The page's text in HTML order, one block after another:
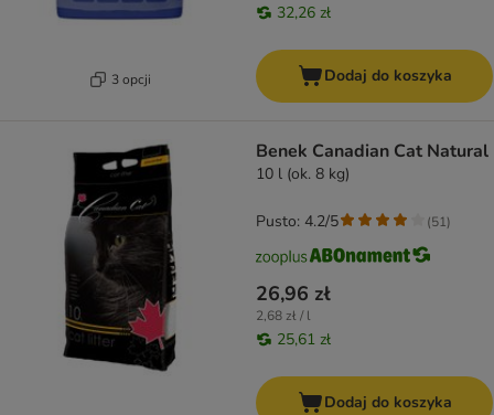
3 opcji
32,26 zł
Dodaj do koszyka
Benek Canadian Cat Natural
10 l (ok. 8 kg)
26,96 zł
2,68 zł / l
25,61 zł
Pusto: 4.2/5 (51)
Dodaj do koszyka